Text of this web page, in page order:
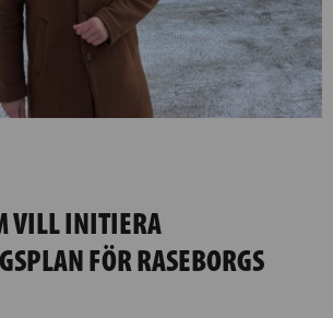
VILL INITIERA
FÖR RASEBORGS